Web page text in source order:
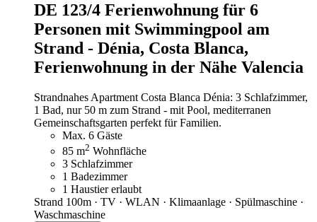
DE 123/4 Ferienwohnung für 6
Personen mit Swimmingpool am
Strand - Dénia, Costa Blanca,
Ferienwohnung in der Nähe Valencia
Strandnahes Apartment Costa Blanca Dénia: 3 Schlafzimmer,
1 Bad, nur 50 m zum Strand - mit Pool, mediterranen
Gemeinschaftsgarten perfekt für Familien.
Max. 6 Gäste
85 m2 Wohnfläche
3 Schlafzimmer
1 Badezimmer
1 Haustier erlaubt
Strand 100m · TV · WLAN · Klimaanlage · Spülmaschine ·
Waschmaschine